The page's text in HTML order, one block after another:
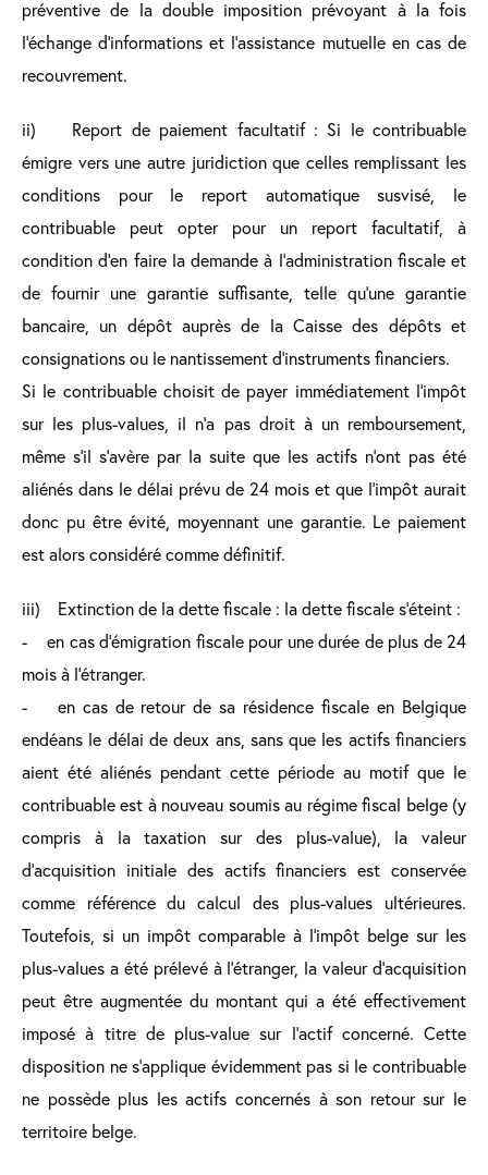
préventive de la double imposition prévoyant à la fois
l’échange d’informations et l’assistance mutuelle en cas de
recouvrement.
ii) Report de paiement facultatif : Si le contribuable
émigre vers une autre juridiction que celles remplissant les
conditions pour le report automatique susvisé, le
contribuable peut opter pour un report facultatif, à
condition d’en faire la demande à l’administration fiscale et
de fournir une garantie suffisante, telle qu’une garantie
bancaire, un dépôt auprès de la Caisse des dépôts et
consignations ou le nantissement d’instruments financiers.
Si le contribuable choisit de payer immédiatement l’impôt
sur les plus-values, il n’a pas droit à un remboursement,
même s’il s’avère par la suite que les actifs n’ont pas été
aliénés dans le délai prévu de 24 mois et que l’impôt aurait
donc pu être évité, moyennant une garantie. Le paiement
est alors considéré comme définitif.
iii) Extinction de la dette fiscale : la dette fiscale s’éteint :
- en cas d’émigration fiscale pour une durée de plus de 24
mois à l’étranger.
- en cas de retour de sa résidence fiscale en Belgique
endéans le délai de deux ans, sans que les actifs financiers
aient été aliénés pendant cette période au motif que le
contribuable est à nouveau soumis au régime fiscal belge (y
compris à la taxation sur des plus-value), la valeur
d’acquisition initiale des actifs financiers est conservée
comme référence du calcul des plus-values ultérieures.
Toutefois, si un impôt comparable à l’impôt belge sur les
plus-values a été prélevé à l’étranger, la valeur d’acquisition
peut être augmentée du montant qui a été effectivement
imposé à titre de plus-value sur l’actif concerné. Cette
disposition ne s’applique évidemment pas si le contribuable
ne possède plus les actifs concernés à son retour sur le
territoire belge.